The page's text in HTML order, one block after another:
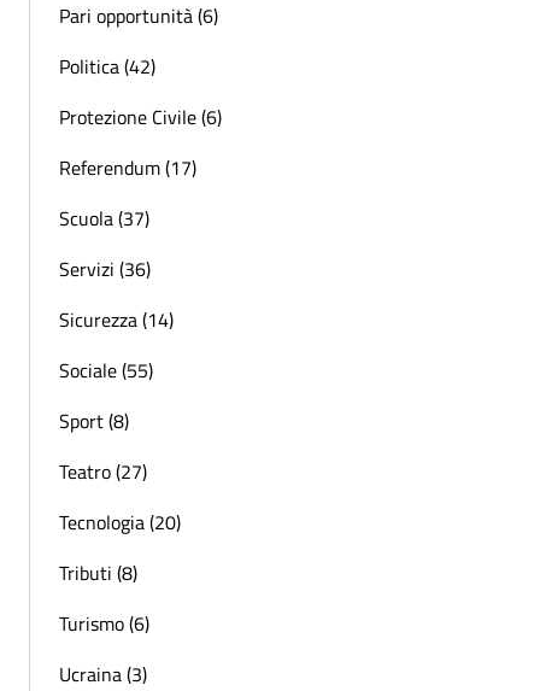
Pari opportunità (6)
Politica (42)
Protezione Civile (6)
Referendum (17)
Scuola (37)
Servizi (36)
Sicurezza (14)
Sociale (55)
Sport (8)
Teatro (27)
Tecnologia (20)
Tributi (8)
Turismo (6)
Ucraina (3)